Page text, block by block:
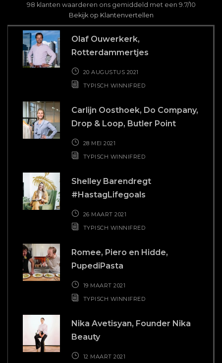
98 klanten waarderen ons gemiddeld met een 9.7/10
Bekijk op Klantenvertellen
Olaf Ouwerkerk,
Rotterdammertjes
20 AUGUSTUS 2021
TYPISCH WINNIFRED
Carlijn Oosthoek, Do Company,
Drop & Loop, Butler Point
28 MEI 2021
TYPISCH WINNIFRED
Shelley Barendregt
#HastagLifegoals
26 MAART 2021
TYPISCH WINNIFRED
Romee, Piero en Hidde,
PupediPasta
19 MAART 2021
TYPISCH WINNIFRED
Nika Avetisyan, Founder Nika
Beauty
12 MAART 2021